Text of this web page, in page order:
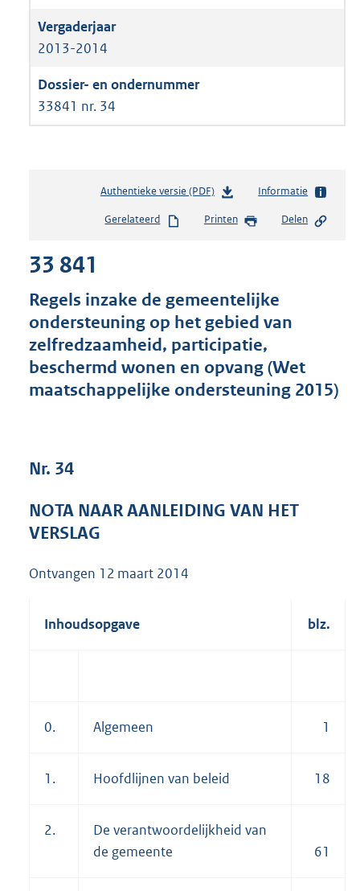
2013-2014
33841 nr. 34
Authentieke versie (PDF)b
s
s
g
r
o
t
K
Informatie
Gerelateerd Printen Delen
33 841
Regels inzake de gemeentelijke
ondersteuning op het gebied van
zelfredzaamheid, participatie,
beschermd wonen en opvang (Wet
maatschappelijke ondersteuning 2015)
Nr. 34
NOTA NAAR AANLEIDING VAN HET
VERSLAG
Ontvangen 12 maart 2014
Inhoudsopgave blz.
0. Algemeen 1
1. Hoofdlijnen van beleid 18
2.
De verantwoordelijkheid van
de gemeente
61